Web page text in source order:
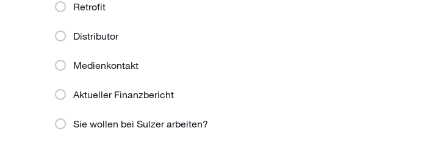
Retrofit
Distributor
Medienkontakt
Aktueller Finanzbericht
Sie wollen bei Sulzer arbeiten?